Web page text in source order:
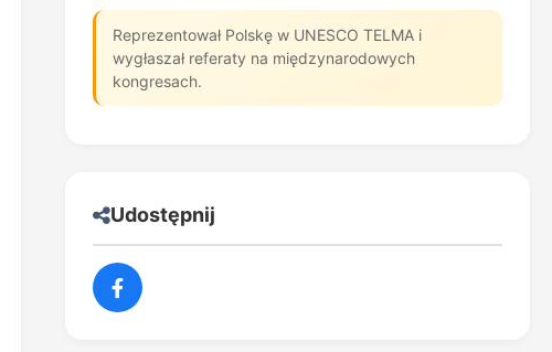
Reprezentował Polskę w UNESCO TELMA i
wygłaszał referaty na międzynarodowych
kongresach.
Udostępnij